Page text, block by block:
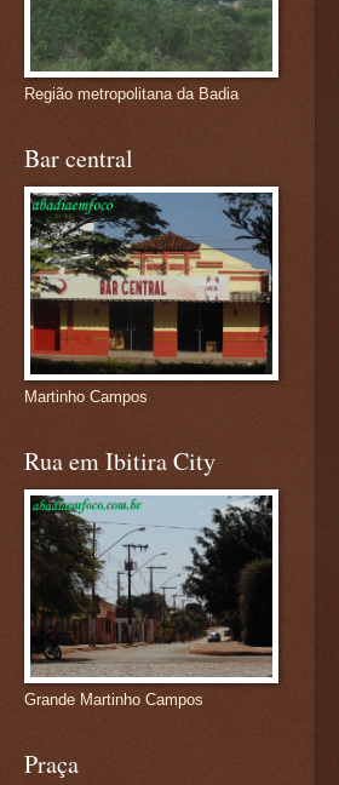
Região metropolitana da Badia
Bar central
Martinho Campos
Rua em Ibitira City
Grande Martinho Campos
Praça